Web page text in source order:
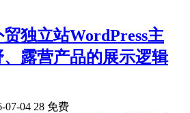
独立站WordPress主
露营产品的展示逻辑
07-04 28 免费